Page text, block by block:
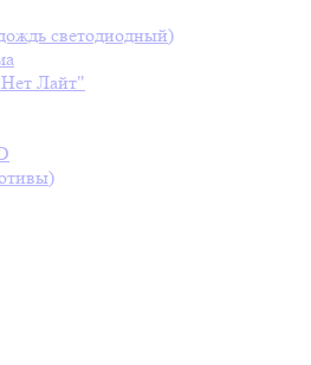
светодиодный)
Лайт"